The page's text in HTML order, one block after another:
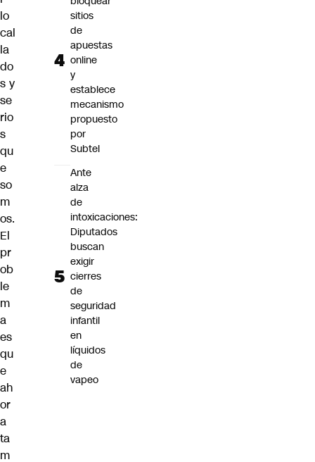
lo
cal
la
do
s y
se
rio
s
qu
e
so
m
os.
El
pr
ob
le
m
a
es
qu
e
ah
or
a
ta
m
sitios
de
apuestas
online
y
establece
mecanismo
propuesto
por
Subtel
Ante
alza
de
intoxicaciones:
Diputados
buscan
exigir
cierres
de
seguridad
infantil
en
líquidos
de
vapeo